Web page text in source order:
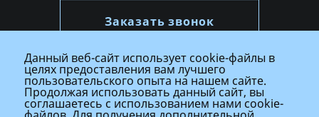
Заказать звонок
© Мастерская современного дизайна
Данный веб-сайт использует cookie-файлы в
целях предоставления вам лучшего
пользовательского опыта на нашем сайте.
Продолжая использовать данный сайт, вы
соглашаетесь с использованием нами cookie-